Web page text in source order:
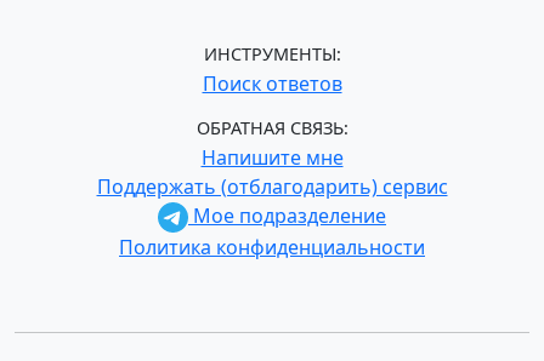
ИНСТРУМЕНТЫ:
Поиск ответов
ОБРАТНАЯ СВЯЗЬ:
Напишите мне
Поддержать (отблагодарить) сервис
Мое подразделение
Политика конфиденциальности